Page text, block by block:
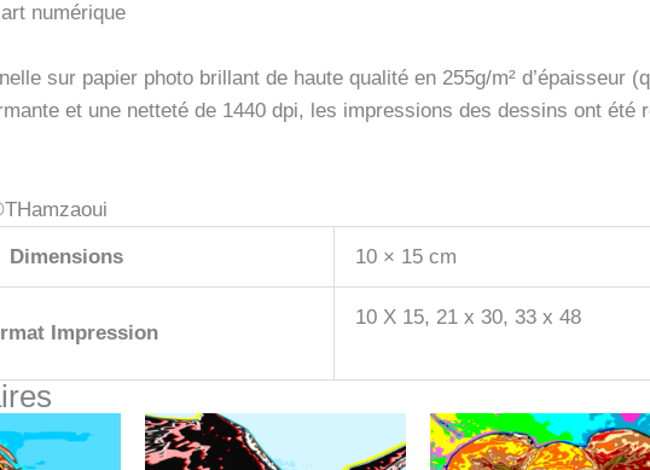
numérique
sur papier photo brillant de haute qualité en 255g/m² d’épaisseur
et une netteté de 1440 dpi, les impressions des dessins ont été
Dimensions 10 × 15 cm
Impression
10 X 15, 21 x 30, 33 x 48